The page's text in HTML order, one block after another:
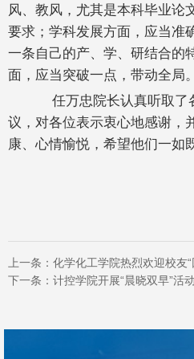
风、教风，尤其是本科毕业论
要求；学科发展方面，应当准
一条自己的产、学、研结合的
面，应当突破一点，带动全局。
任万忠院长认真听取了
议，对各位表示衷心地感谢，
康、心情愉悦，希望他们一如
上一条： 化学化工学院热烈欢迎校友“
下一条： 计控学院开展“晨晓双早”活动